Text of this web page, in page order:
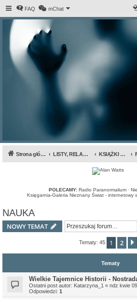
FAQ mChat
Strona główna forum LISTY, RELACJE, INFORMACJE... KSIĄŻKI & FILMY
POLECAMY: Radio Paranormalium·
Księgarnia-Galeria Nieznany Świat - internetowy
NAUKA
NOWY TEMAT
Tematy: 45 1 2
Tematy
Wielkie Tajemnice Historii -
Ostatni post autor: Katarzyna_1 « ndz kwie
Odpowiedzi: 1